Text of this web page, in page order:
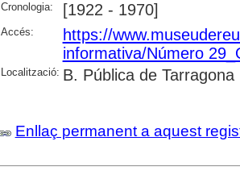
Cronologia: [1922 - 1970]
Accés:
https://
informativa/Número
Localització: B. Pública de Tarragona
Enllaç permanent a aquest